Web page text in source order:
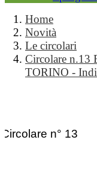
Home
Novità
Le circolari
Circolare n.13
TORINO -
Circolare n° 13